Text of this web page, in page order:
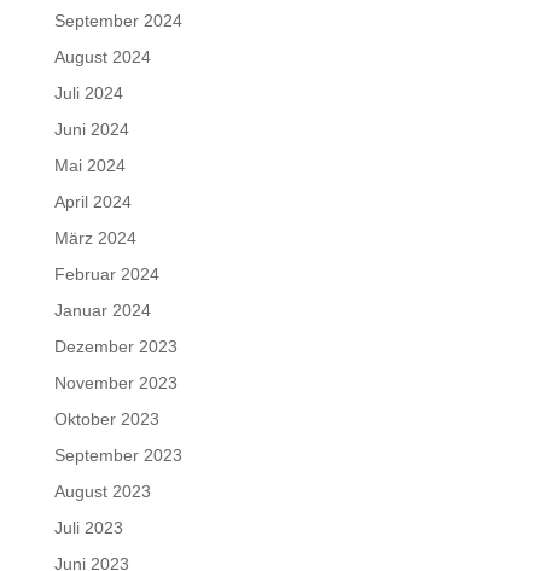
September 2024
August 2024
Juli 2024
Juni 2024
Mai 2024
April 2024
März 2024
Februar 2024
Januar 2024
Dezember 2023
November 2023
Oktober 2023
September 2023
August 2023
Juli 2023
Juni 2023